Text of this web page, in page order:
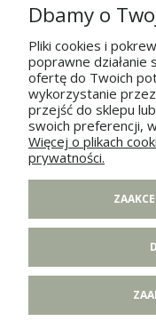
Dbamy o
Pliki cookies i
poprawne
ofertę do Twoich
wykorzystanie
przejść do sklepu
swoich preferencji,
Więcej o plikach
prywatności.